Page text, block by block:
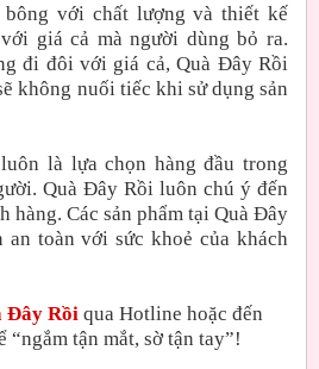
bông với chất lượng và thiết kế
giá cả mà người dùng bỏ ra.
đi đôi với giá cả, Quà Đây Rồi
không nuối tiếc khi sử dụng sản
là lựa chọn hàng đầu trong
Quà Đây Rồi luôn chú ý đến
hàng. Các sản phẩm tại Quà Đây
an toàn với sức khoẻ của khách
Đây Rồi qua Hotline hoặc đến
“ngắm tận mắt, sờ tận tay”!